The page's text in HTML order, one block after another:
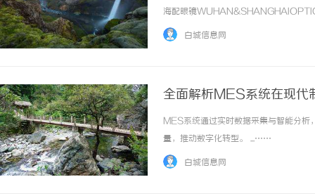
海配眼镜
品牌，现于武汉与上海设有4家门店。
白城信息网
全面解析MES系统在现代
MES系统通过实时数据采集与智能分析
量，推动数字化转型。 ...……
白城信息网
标购买：即买即用，规避侵权风险 多方共探金融AI落地路
助力产业金融智能升级